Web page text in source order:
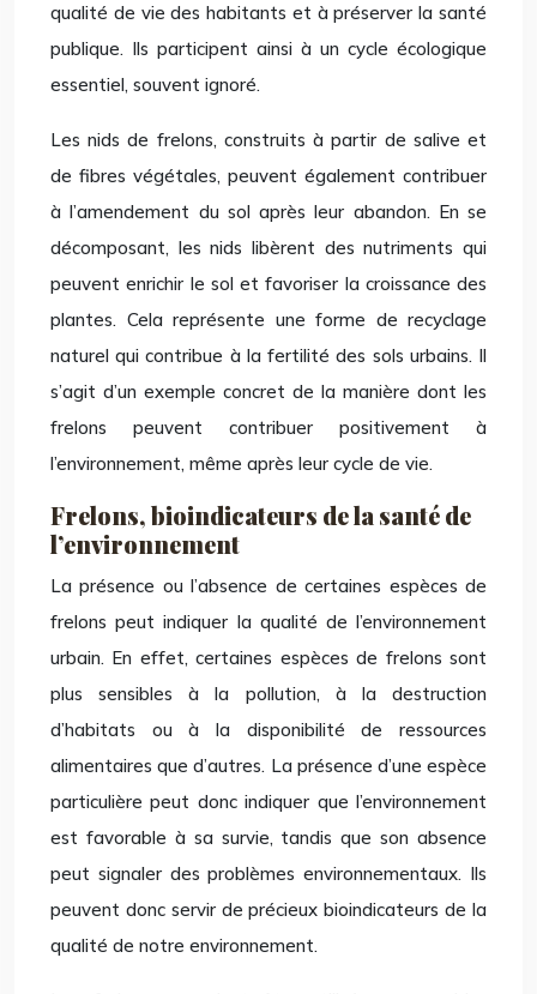
qualité de vie des habitants et à préserver la santé
publique. Ils participent ainsi à un cycle écologique
essentiel, souvent ignoré.
Les nids de frelons, construits à partir de salive et
de fibres végétales, peuvent également contribuer
à l’amendement du sol après leur abandon. En se
décomposant, les nids libèrent des nutriments qui
peuvent enrichir le sol et favoriser la croissance des
plantes. Cela représente une forme de recyclage
naturel qui contribue à la fertilité des sols urbains. Il
s’agit d’un exemple concret de la manière dont les
frelons peuvent contribuer positivement à
l’environnement, même après leur cycle de vie.
Frelons, bioindicateurs de la santé de
l’environnement
La présence ou l’absence de certaines espèces de
frelons peut indiquer la qualité de l’environnement
urbain. En effet, certaines espèces de frelons sont
plus sensibles à la pollution, à la destruction
d’habitats ou à la disponibilité de ressources
alimentaires que d’autres. La présence d’une espèce
particulière peut donc indiquer que l’environnement
est favorable à sa survie, tandis que son absence
peut signaler des problèmes environnementaux. Ils
peuvent donc servir de précieux bioindicateurs de la
qualité de notre environnement.